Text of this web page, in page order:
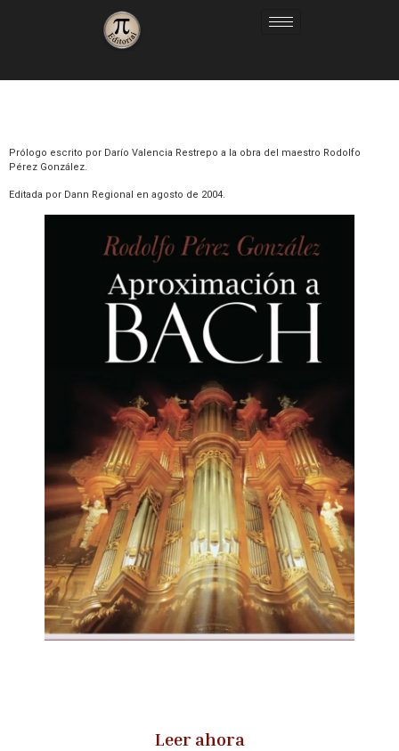
Prólogo escrito por Darío Valencia Restrepo a la obra del maestro Rodolfo
Pérez González.
Editada por Dann Regional en agosto de 2004.
Leer ahora